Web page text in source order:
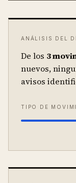
ANÁLISIS DEL
De los 3
nuevos,
avisos
TIPO DE